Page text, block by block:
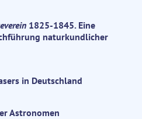
1825-1845. Eine
naturkundlicher
in Deutschland
Astronomen